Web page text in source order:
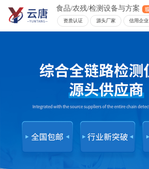
食品/农残/检测设备与方案
资质认证 源头厂家 信用企业